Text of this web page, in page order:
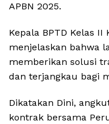
APBN 2025.
Kepala BPTD Kelas
menjelaskan bahwa
memberikan solusi
dan terjangkau bagi
Dikatakan Dini,
kontrak bersama